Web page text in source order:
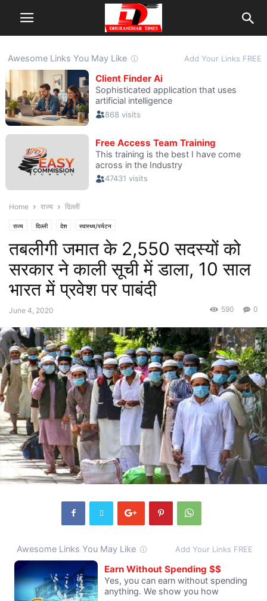
Home राज्य दिल्ली
राज्य दिल्ली देश स्वास्थ्य/पर्यटन
तबलीगी जमात के 2,550 सदस्यों को
सरकार ने काली सूची में डाला, 10 साल
भारत में प्रवेश पर पाबंदी
June 4, 2020 0
590